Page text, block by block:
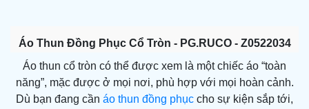
Áo Thun Đồng Phục Cổ Tròn - PG.RUCO - Z0522034
Áo thun cổ tròn có thể được xem là một chiếc áo “toàn
năng”, mặc được ở mọi nơi, phù hợp với mọi hoàn cảnh.
Dù bạn đang cần áo thun đồng phục cho sự kiện sắp tới,